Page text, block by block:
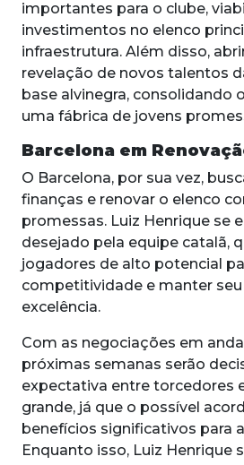
importantes para o clube,
investimentos no elenco
infraestrutura. Além disso,
revelação de novos talentos
base alvinegra, consolidando
uma fábrica de jovens
Barcelona em
O Barcelona, por sua vez,
finanças e renovar o elenco
promessas. Luiz Henrique se
desejado pela equipe catalã,
jogadores de alto potencial
competitividade e manter
excelência.
Com as negociações em
próximas semanas serão
expectativa entre torcedores
grande, já que o possível
benefícios significativos para
Enquanto isso, Luiz Henrique